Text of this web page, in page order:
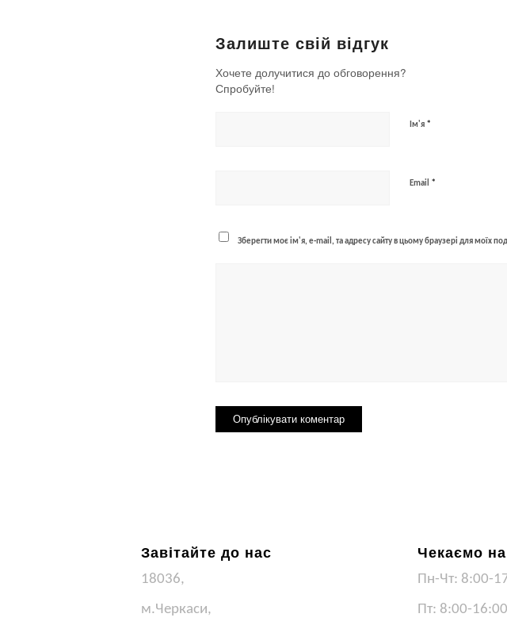
Залиште свій відгук
Хочете долучитися до обговорення?
Спробуйте!
Ім'я *
Email *
Зберегти моє ім'я, e-mail, та адресу сайту в цьому браузері для моїх
Завітайте до нас
18036,
м.Черкаси,
Чекаємо
Пн-Чт: 8:00-
Пт: 8:00-16:00